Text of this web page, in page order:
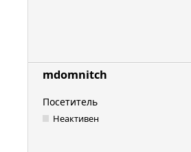
mdomnitch
Посетитель
Неактивен